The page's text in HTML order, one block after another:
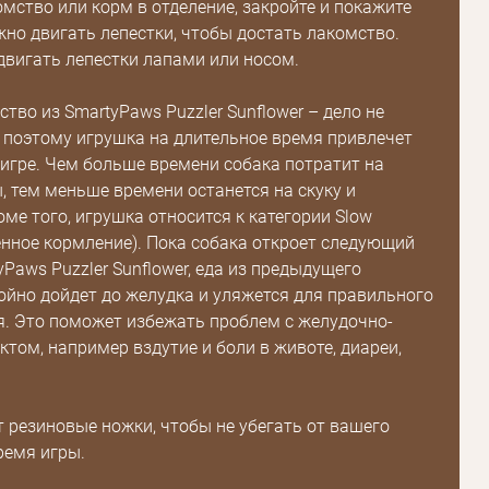
или корм в отделение, закройте и покажите
двигать лепестки, чтобы достать лакомство.
лепестки лапами или носом.
из SmartyPaws Puzzler Sunflower – дело не
игрушка на длительное время привлечет
Чем больше времени собака потратит на
тем меньше времени останется на скуку и
того, игрушка относится к категории Slow
кормление). Пока собака откроет следующий
Puzzler Sunflower, еда из предыдущего
дойдет до желудка и уляжется для правильного
Это поможет избежать проблем с желудочно-
например вздутие и боли в животе, диареи,
резиновые ножки, чтобы не убегать от вашего
игры.
Пароль